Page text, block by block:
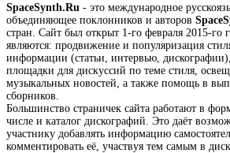
SpaceSynth.Ru - это международное
объединяющее поклонников и авторов
стран. Сайт был открыт 1-го февраля 2015-го
являются: продвижение и популяризация
информации (статьи, интервью,
площадки для дискуссий по теме стиля,
музыкальных новостей, а также помощь в
сборников.
Большинство страничек сайта работают в
числе и каталог дискографий. Это даёт
участнику добавлять информацию
комментировать её, участвуя тем самым в